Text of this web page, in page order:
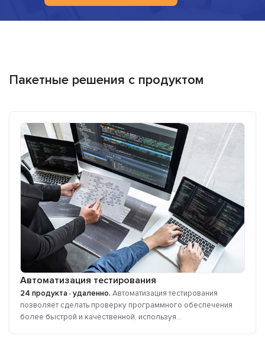
Пакетные решения с продуктом
Автоматизация тестирования
24 продукта · удаленно. Автоматизация тестирования
позволяет сделать проверку программного обеспечения
более быстрой и качественной, используя...